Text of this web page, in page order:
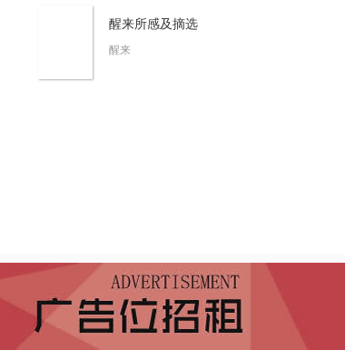
醒来所感及摘选
醒来